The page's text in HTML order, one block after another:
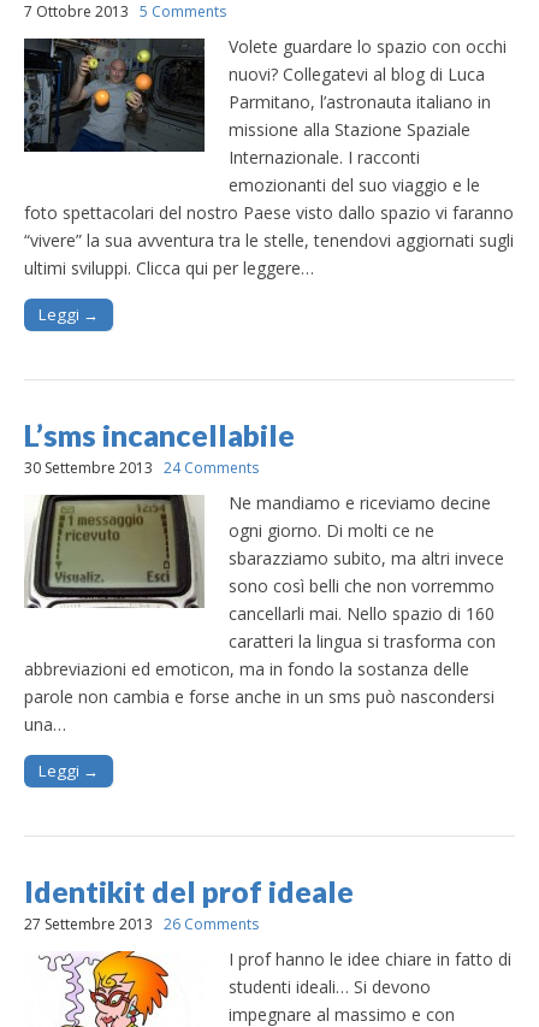
7 Ottobre 2013 5 Comments
Volete guardare lo spazio con occhi
nuovi? Collegatevi al blog di Luca
Parmitano, l’astronauta italiano in
missione alla Stazione Spaziale
Internazionale. I racconti
emozionanti del suo viaggio e le
foto spettacolari del nostro Paese visto dallo spazio vi faranno
“vivere” la sua avventura tra le stelle, tenendovi aggiornati sugli
ultimi sviluppi. Clicca qui per leggere…
Leggi →
L’sms incancellabile
30 Settembre 2013 24 Comments
Ne mandiamo e riceviamo decine
ogni giorno. Di molti ce ne
sbarazziamo subito, ma altri invece
sono così belli che non vorremmo
cancellarli mai. Nello spazio di 160
caratteri la lingua si trasforma con
abbreviazioni ed emoticon, ma in fondo la sostanza delle
parole non cambia e forse anche in un sms può nascondersi
una…
Leggi →
Identikit del prof ideale
27 Settembre 2013 26 Comments
I prof hanno le idee chiare in fatto di
studenti ideali… Si devono
impegnare al massimo e con